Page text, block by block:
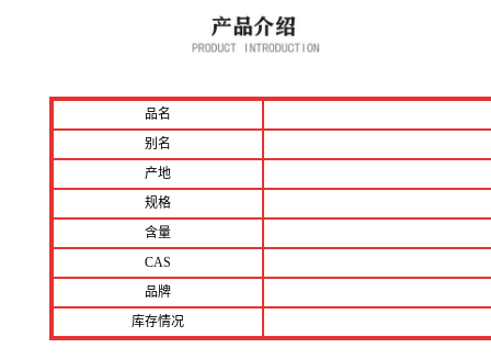
品名
别名
产地
规格
含量
CAS
品牌
库存情况